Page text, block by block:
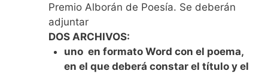
Premio Alborán de Poesía. Se deberán
adjuntar
DOS ARCHIVOS:
uno en formato Word con el poema,
en el que deberá constar el título y el